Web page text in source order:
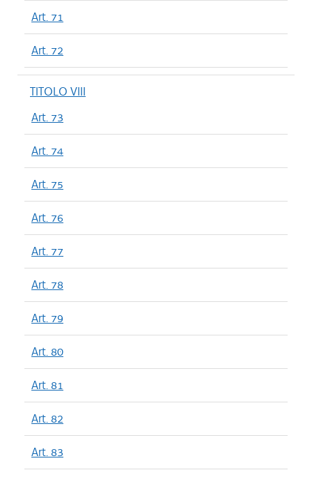
Art. 71
Art. 72
TITOLO VIII
Art. 73
Art. 74
Art. 75
Art. 76
Art. 77
Art. 78
Art. 79
Art. 80
Art. 81
Art. 82
Art. 83